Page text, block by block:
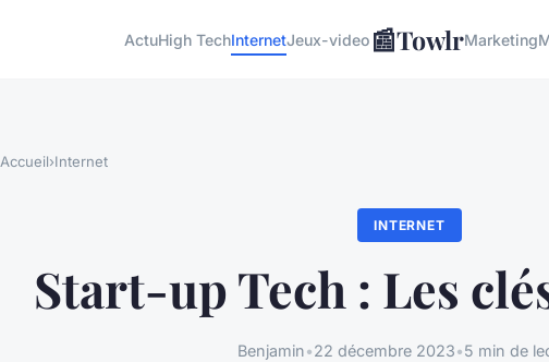
ActuHigh TechInternetJeux-video 📰TowlrMarketing
Accueil›Internet
INTERNET
Start-up Tech : Les
Benjamin•22 décembre 2023•5 min de